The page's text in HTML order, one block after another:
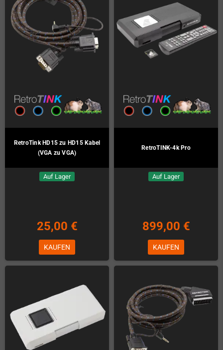
RetroTink HD15 zu HD15 Kabel
(VGA zu VGA)
Auf Lager
25,00 €
KAUFEN
RetroTINK-4k Pro
Auf Lager
899,00 €
KAUFEN